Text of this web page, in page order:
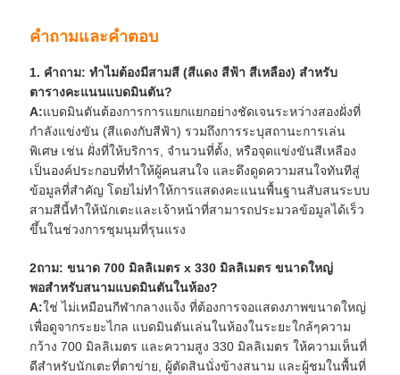
คําถามและคําตอบ
1. คําถาม: ทําไมต้องมีสามสี (สีแดง สีฟ้า สีเหลือง) สําหรับ
ตารางคะแนนแบดมินตัน?
A:แบดมินตันต้องการการแยกแยกอย่างชัดเจนระหว่างสองฝั่งที่
กําลังแข่งขัน (สีแดงกับสีฟ้า) รวมถึงการระบุสถานะการเล่น
พิเศษ เช่น ฝั่งที่ให้บริการ, จํานวนที่ตั้ง, หรือจุดแข่งขันสีเหลือง
เป็นองค์ประกอบที่ทําให้ผู้คนสนใจ และดึงดูดความสนใจทันทีสู่
ข้อมูลที่สําคัญ โดยไม่ทําให้การแสดงคะแนนพื้นฐานสับสนระบบ
สามสีนี้ทําให้นักเตะและเจ้าหน้าที่สามารถประมวลข้อมูลได้เร็ว
ขึ้นในช่วงการชุมนุมที่รุนแรง
2ถาม: ขนาด 700 มิลลิเมตร x 330 มิลลิเมตร ขนาดใหญ่
พอสําหรับสนามแบดมินตันในห้อง?
A:ใช่ ไม่เหมือนกีฬากลางแจ้ง ที่ต้องการจอแสดงภาพขนาดใหญ่
เพื่อดูจากระยะไกล แบดมินตันเล่นในห้องในระยะใกล้ๆความ
กว้าง 700 มิลลิเมตร และความสูง 330 มิลลิเมตร ให้ความเห็นที่
ดีสําหรับนักเตะที่ตาข่าย, ผู้ตัดสินนั่งข้างสนาม และผู้ชมในพื้นที่